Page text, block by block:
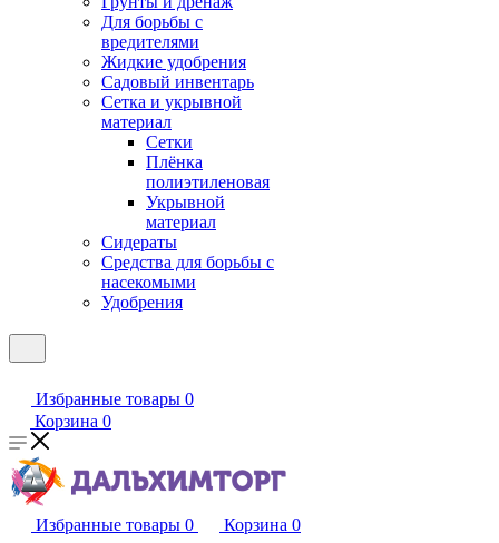
Для борьбы с
вредителями
Жидкие удобрения
Садовый инвентарь
Сетка и укрывной
материал
Сетки
Плёнка
полиэтиленовая
Укрывной
материал
Сидераты
Средства для борьбы с
насекомыми
Удобрения
Избранные товары 0
Корзина 0
Избранные товары 0 Корзина 0